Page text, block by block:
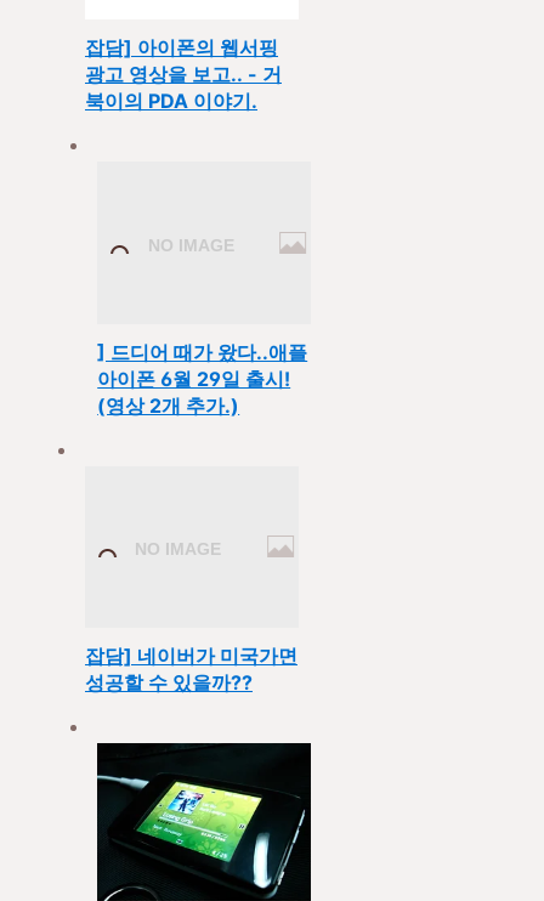
[IT잡담] 아이폰의 웹서핑
광고 영상을 보고.. - 거
북이의 PDA 이야기.
[IT] 드디어 때가 왔다..애플
아이폰 6월 29일 출시!
(영상 2개 추가.)
[IT잡담] 네이버가 미국가면
성공할 수 있을까??